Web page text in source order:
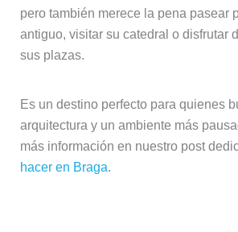
pero también merece la pena pasear
antiguo, visitar su catedral o disfrutar
sus plazas.
Es un destino perfecto para quienes
arquitectura y un ambiente más
más información en nuestro post
hacer en Braga.